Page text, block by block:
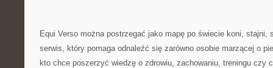
Equi Verso można postrzegać jako mapę po świecie koni, stajni,
serwis, który pomaga odnaleźć się zarówno osobie marzącej o
kto chce poszerzyć wiedzę o zdrowiu, zachowaniu, treningu czy